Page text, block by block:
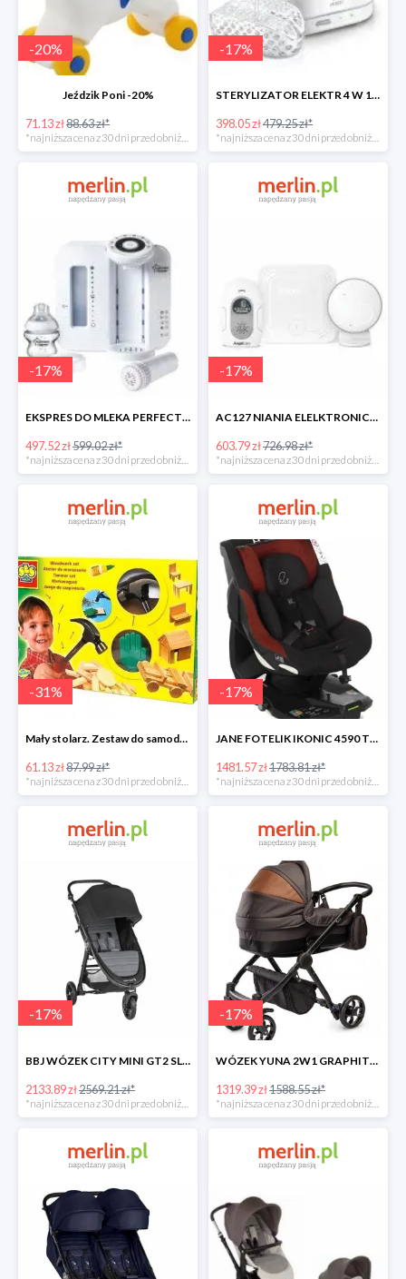
-20%
Jeździk Poni -20%
71.13 zł88.63 zł*
*najniższa cena z 30 dni przed obniżką
-17%
STERYLIZATOR ELEKTR 4 W 1 -17%
398.05 zł479.25 zł*
*najniższa cena z 30 dni przed obniżką
-17%
EKSPRES DO MLEKA PERFECT PREP Tommee Tippee -17%
497.52 zł599.02 zł*
-17%
AC127 NIANIA ELELKTRONICZNA Z CZUJNIKIEM RUCHU -17%
603.79 zł726.98 zł*
-31%
Mały stolarz. Zestaw do samodzielnego wykonania -30%
61.13 zł87.99 zł*
*najniższa cena z 30 dni przed obniżką
-17%
JANE FOTELIK IKONIC 4590 T77 NOMADS -17%
1481.57 zł1783.81 zł*
*najniższa cena z 30 dni przed obniżką
-17%
BBJ WÓZEK CITY MINI GT2 SLATE -17%
2133.89 zł2569.21 zł*
-17%
WÓZEK YUNA 2W1 GRAPHITE -17%
1319.39 zł1588.55 zł*